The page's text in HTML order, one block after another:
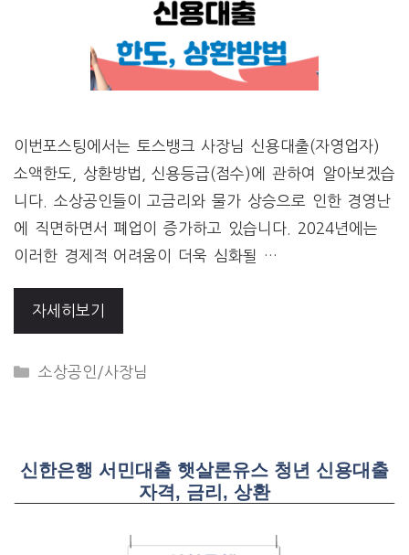
이번포스팅에서는 토스뱅크 사장님 신용대출(자영업자)
소액한도, 상환방법, 신용등급(점수)에 관하여 알아보겠습
니다. 소상공인들이 고금리와 물가 상승으로 인한 경영난
에 직면하면서 폐업이 증가하고 있습니다. 2024년에는
이러한 경제적 어려움이 더욱 심화될 …
자세히보기
CATEGORIES
소상공인/사장님
신한은행 서민대출 햇살론유스 청년 신용대출
자격, 금리, 상환